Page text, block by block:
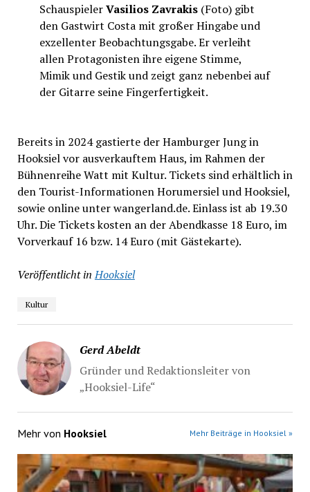
SchauspielerVasilios Zavrakis (Foto) gibt
den Gastwirt Costa mit großer Hingabe und
exzellenter Beobachtungsgabe. Er verleiht
allen Protagonisten ihre eigene Stimme,
Mimik und Gestik und zeigt ganz nebenbei auf
der Gitarre seine Fingerfertigkeit.
Bereits in 2024 gastierte der Hamburger Jung in
Hooksiel vor ausverkauftem Haus, im Rahmen der
Bühnenreihe Watt mit Kultur. Tickets sind erhältlich in
den Tourist-Informationen Horumersiel und Hooksiel,
sowie online unter wangerland.de. Einlass ist ab 19.30
Uhr. Die Tickets kosten an der Abendkasse 18 Euro, im
Vorverkauf 16 bzw. 14 Euro (mit Gästekarte).
Veröffentlicht in Hooksiel
Kultur
Gerd Abeldt
Gründer und Redaktionsleiter von
„Hooksiel-Life“
Mehr von Hooksiel Mehr Beiträge in Hooksiel »